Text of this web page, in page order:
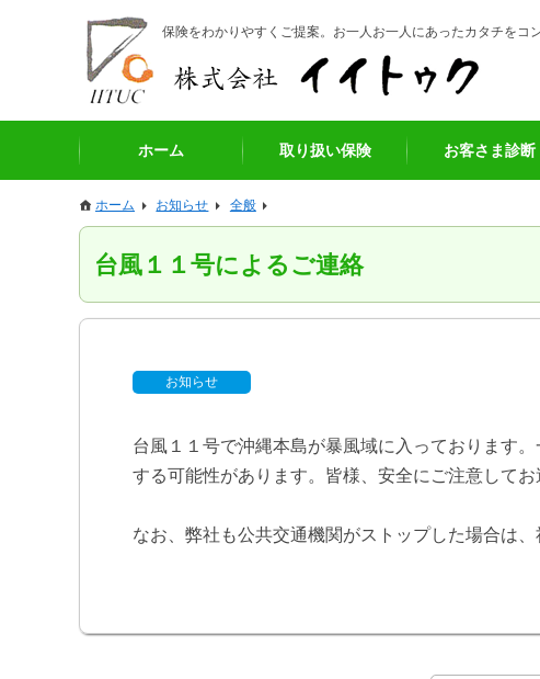
保険をわかりやすくご提案。お一人お一人にあったカタチをコ
ホーム 取り扱い保険 お客さま診断
ホーム お知らせ 全般
台風１１号によるご連絡
お知らせ
台風１１号で沖縄本島が暴風域に入っております
する可能性があります。皆様、安全にご注意してお
なお、弊社も公共交通機関がストップした場合は